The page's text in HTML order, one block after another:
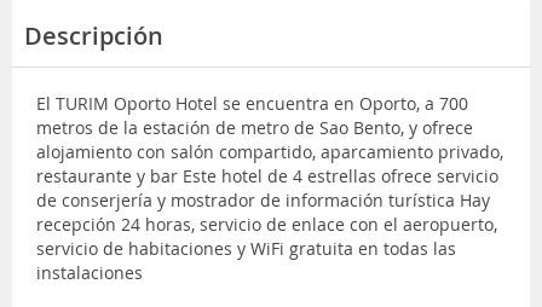
Descripción
El TURIM Oporto Hotel se encuentra en Oporto, a 700
metros de la estación de metro de Sao Bento, y ofrece
alojamiento con salón compartido, aparcamiento privado,
restaurante y bar Este hotel de 4 estrellas ofrece servicio
de conserjería y mostrador de información turística Hay
recepción 24 horas, servicio de enlace con el aeropuerto,
servicio de habitaciones y WiFi gratuita en todas las
instalaciones